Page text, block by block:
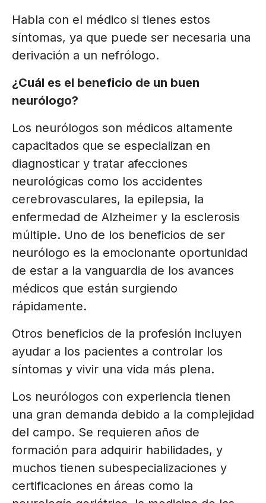
Habla con el médico si tienes estos
síntomas, ya que puede ser necesaria una
derivación a un nefrólogo.
¿Cuál es el beneficio de un buen
neurólogo?
Los neurólogos son médicos altamente
capacitados que se especializan en
diagnosticar y tratar afecciones
neurológicas como los accidentes
cerebrovasculares, la epilepsia, la
enfermedad de Alzheimer y la esclerosis
múltiple. Uno de los beneficios de ser
neurólogo es la emocionante oportunidad
de estar a la vanguardia de los avances
médicos que están surgiendo
rápidamente.
Otros beneficios de la profesión incluyen
ayudar a los pacientes a controlar los
síntomas y vivir una vida más plena.
Los neurólogos con experiencia tienen
una gran demanda debido a la complejidad
del campo. Se requieren años de
formación para adquirir habilidades, y
muchos tienen subespecializaciones y
certificaciones en áreas como la